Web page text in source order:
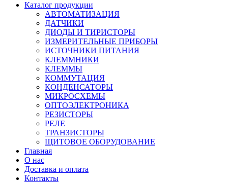
Каталог продукции
АВТОМАТИЗАЦИЯ
ДАТЧИКИ
ДИОДЫ И ТИРИСТОРЫ
ИЗМЕРИТЕЛЬНЫЕ ПРИБОРЫ
ИСТОЧНИКИ ПИТАНИЯ
КЛЕММНИКИ
КЛЕММЫ
КОММУТАЦИЯ
КОНДЕНСАТОРЫ
МИКРОСХЕМЫ
ОПТОЭЛЕКТРОНИКА
РЕЗИСТОРЫ
РЕЛЕ
ТРАНЗИСТОРЫ
ЩИТОВОЕ ОБОРУДОВАНИЕ
Главная
О нас
Доставка и оплата
Контакты